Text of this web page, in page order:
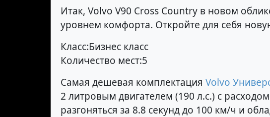
Итак, Volvo V90 Cross Country в новом
уровнем комфорта. Откройте для себя
Класс:Бизнес класс
Количество мест:5
Самая дешевая комплектация Volvo
2 литровым двигателем (190 л.с.) с
разгоняться за 8.8 секунд до 100 км/ч и